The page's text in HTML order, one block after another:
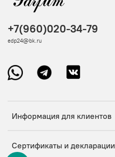
Информация для клиентов
Сертификаты и декларации
+7(960)020-34-79
edp24@bk.ru